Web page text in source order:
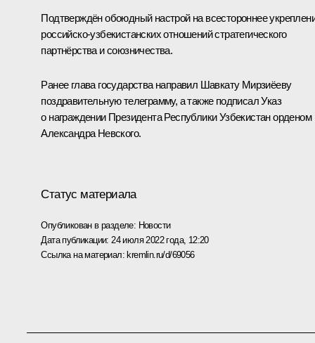
Подтверждён обоюдный настрой на всестороннее
российско-узбекистанских отношений стратегического
партнёрства и союзничества.
Ранее глава государства направил Шавкату Мирзиёеву
поздравительнуютелеграмму, а также подписал Указ
о награждении Президента Республики Узбекистан орденом
Александра Невского.
Статус материала
Опубликован в разделе: Новости
Дата публикации: 24 июля 2022 года, 12:20
Ссылка на материал: kremlin.ru/d/69056